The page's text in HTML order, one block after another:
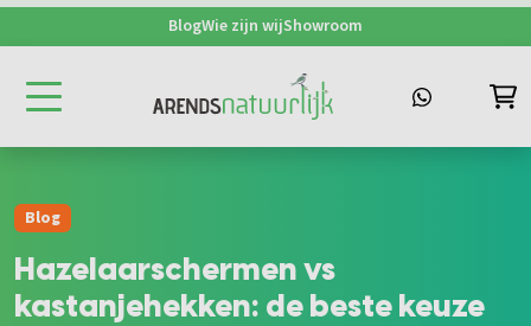
BlogWie zijn wijShowroom
Blog
Hazelaarschermen vs
kastanjehekken: de beste keuze